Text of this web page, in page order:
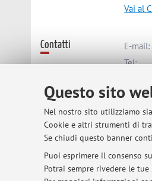
Questo sito
Nel nostro sito utilizziamo
Cookie e altri strumenti di
Se chiudi questo banner
Puoi esprimere il consenso
Potrai sempre rivedere le
Vai al
Contatti E-mail:
Tel:
Risorse in rete